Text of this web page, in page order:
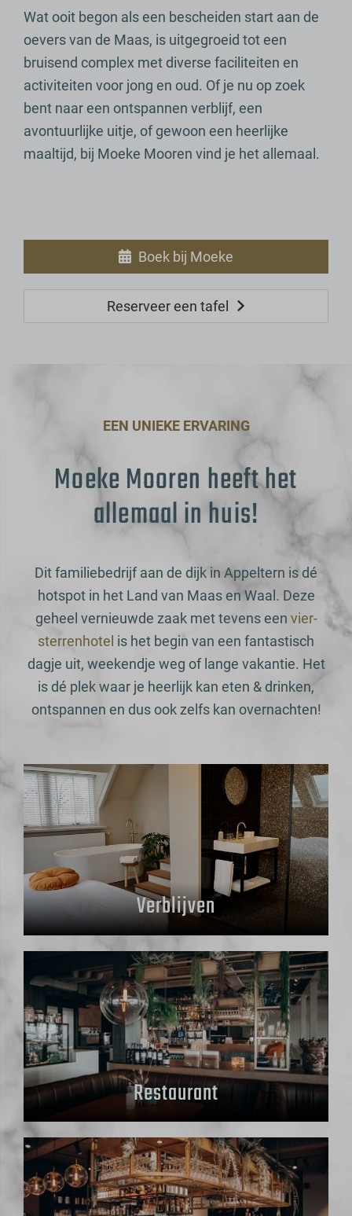
Wat ooit begon als een bescheiden start aan de
oevers van de Maas, is uitgegroeid tot een
bruisend complex met diverse faciliteiten en
activiteiten voor jong en oud. Of je nu op zoek
bent naar een ontspannen verblijf, een
avontuurlijke uitje, of gewoon een heerlijke
maaltijd, bij Moeke Mooren vind je het allemaal.
Boek bij Moeke
Reserveer een tafel
EEN UNIEKE ERVARING
Moeke Mooren heeft het
allemaal in huis!
Dit familiebedrijf aan de dijk in Appeltern is dé
hotspot in het Land van Maas en Waal. Deze
geheel vernieuwde zaak met tevens een vier-
sterrenhotel is het begin van een fantastisch
dagje uit, weekendje weg of lange vakantie. Het
is dé plek waar je heerlijk kan eten & drinken,
ontspannen en dus ook zelfs kan overnachten!
Verblijven
Restaurant